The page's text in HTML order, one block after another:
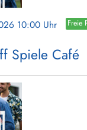
10:00 Uhr Freie
Spiele Café